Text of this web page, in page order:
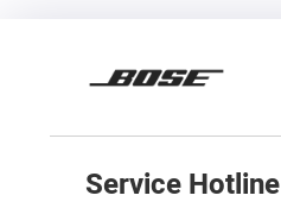
Service Hotline